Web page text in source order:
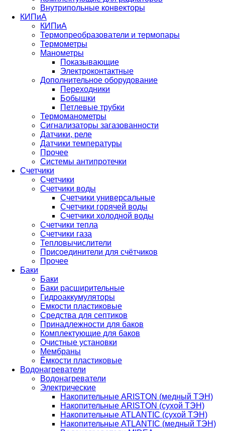
Внутрипольные конвекторы
КИПиА
КИПиА
Термопреобразователи и термопары
Термометры
Манометры
Показывающие
Электроконтактные
Дополнительное оборудование
Переходники
Бобышки
Петлевые трубки
Термоманометры
Сигнализаторы загазованности
Датчики, реле
Датчики температуры
Прочее
Системы антипротечки
Счетчики
Счетчики
Счетчики воды
Счетчики универсальные
Счетчики горячей воды
Счетчики холодной воды
Счетчики тепла
Счетчики газа
Тепловычислители
Присоединители для счётчиков
Прочее
Баки
Баки
Баки расширительные
Гидроаккумуляторы
Емкости пластиковые
Средства для септиков
Принадлежности для баков
Комплектующие для баков
Очистные установки
Мембраны
Ёмкости пластиковые
Водонагреватели
Водонагреватели
Электрические
Накопительные ARISTON (медный ТЭН)
Накопительные ARISTON (сухой ТЭН)
Накопительные ATLANTIC (сухой ТЭН)
Накопительные ATLANTIC (медный ТЭН)